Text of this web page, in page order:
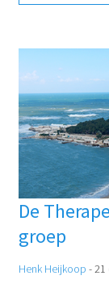
De
groep
Henk Heijkoop -21